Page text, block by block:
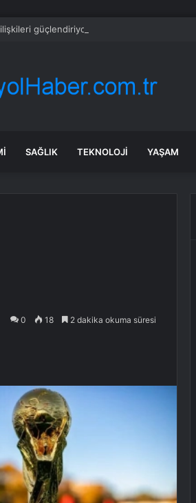
güçlendiriyor
SAĞLIK TEKNOLOJI YAŞAM
0 18 2 dakika okuma süresi